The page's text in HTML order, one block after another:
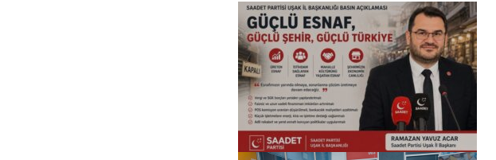
(başlıksız)
Alaattin Karahan tarafından 14/07/2026